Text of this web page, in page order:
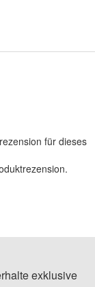
für dieses
.
exklusive